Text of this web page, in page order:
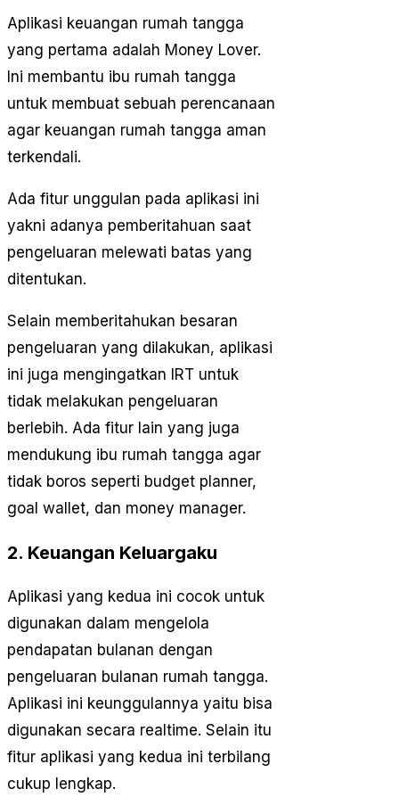
Aplikasi keuangan rumah tangga
yang pertama adalah Money Lover.
Ini membantu ibu rumah tangga
untuk membuat sebuah perencanaan
agar keuangan rumah tangga aman
terkendali.
Ada fitur unggulan pada aplikasi ini
yakni adanya pemberitahuan saat
pengeluaran melewati batas yang
ditentukan.
Selain memberitahukan besaran
pengeluaran yang dilakukan, aplikasi
ini juga mengingatkan IRT untuk
tidak melakukan pengeluaran
berlebih. Ada fitur lain yang juga
mendukung ibu rumah tangga agar
tidak boros seperti budget planner,
goal wallet, dan money manager.
2. Keuangan Keluargaku
Aplikasi yang kedua ini cocok untuk
digunakan dalam mengelola
pendapatan bulanan dengan
pengeluaran bulanan rumah tangga.
Aplikasi ini keunggulannya yaitu bisa
digunakan secara realtime. Selain itu
fitur aplikasi yang kedua ini terbilang
cukup lengkap.